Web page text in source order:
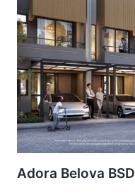
Adora Belova BSD